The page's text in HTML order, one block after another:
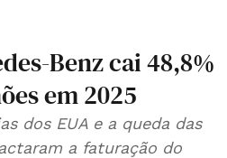
Benz cai 48,8%
em 2025
dos EUA e a queda das
a faturação do